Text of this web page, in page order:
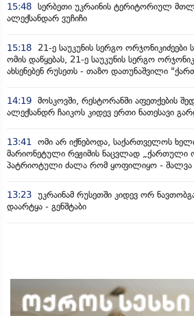
15:48 სერბეთი უკრაინის ტერიტორიულ
ალექსანდარ ვუჩიჩი
15:18
21-ე საუკუნის სერგო
ომის დაწყებას, 21-ე საუკუნის სერგო
ახსენებენ რუსეთს - თაზო დათუნაშვილი
14:19 მოსკოვში, რესტორანში აფეთქების
ალექსანდრ ჩაიკოს კიდევ ერთი ნათესავი
13:41
ომი არ იქნებოდა, საქართველოს
მარიონეტული რეჟიმის ნაცვლად „ქართული
პატრიოტული ძალა რომ ყოფილიყო - შალვა
13:23 უკრაინამ რუსეთში კიდევ ორ
დაარტყა - გენშტაბი